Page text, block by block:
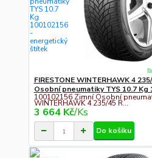
FIRESTONE WINTERHAWK 4
Osobní pneumatiky TYS 10.7 Kg
100102156 Zimní Osobní
WINTERHAWK 4 235/45 R...
3 664 Kč/Ks
Do košíku